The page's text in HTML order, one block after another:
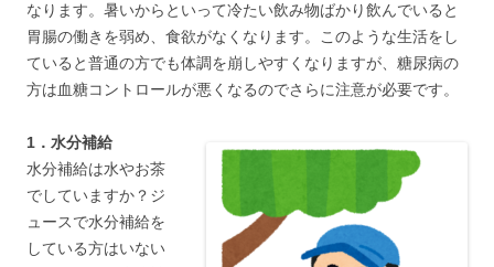
なります。暑いからといって冷たい飲み物ばかり飲んでいると
胃腸の働きを弱め、食欲がなくなります。このような生活をし
ていると普通の方でも体調を崩しやすくなりますが、糖尿病の
方は血糖コントロールが悪くなるのでさらに注意が必要です。
1．水分補給
水分補給は水やお茶
でしていますか？ジ
ュースで水分補給を
している方はいない